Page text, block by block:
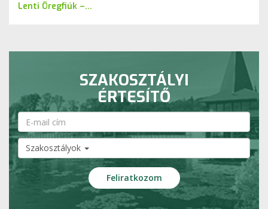
Lenti Öregfiúk –...
SZAKOSZTÁLYI
ÉRTESÍTŐ
Szakosztályok